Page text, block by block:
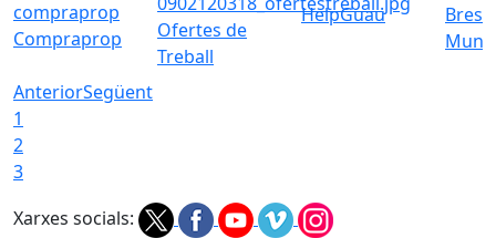
Compraprop
Ofertes de
Treball
HelpGuau
AnteriorSegüent
1
2
3
Xarxes socials: